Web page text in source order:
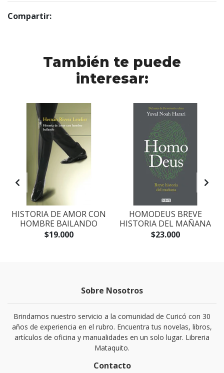
Compartir:
También te puede
interesar:
HISTORIA DE AMOR CON
HOMBRE BAILANDO
$19.000
HOMODEUS BREVE
HISTORIA DEL MAÑANA
$23.000
Sobre Nosotros
Brindamos nuestro servicio a la comunidad de Curicó con 30
años de experiencia en el rubro. Encuentra tus novelas, libros,
artículos de oficina y manualidades en un solo lugar. Libreria
Mataquito.
Contacto